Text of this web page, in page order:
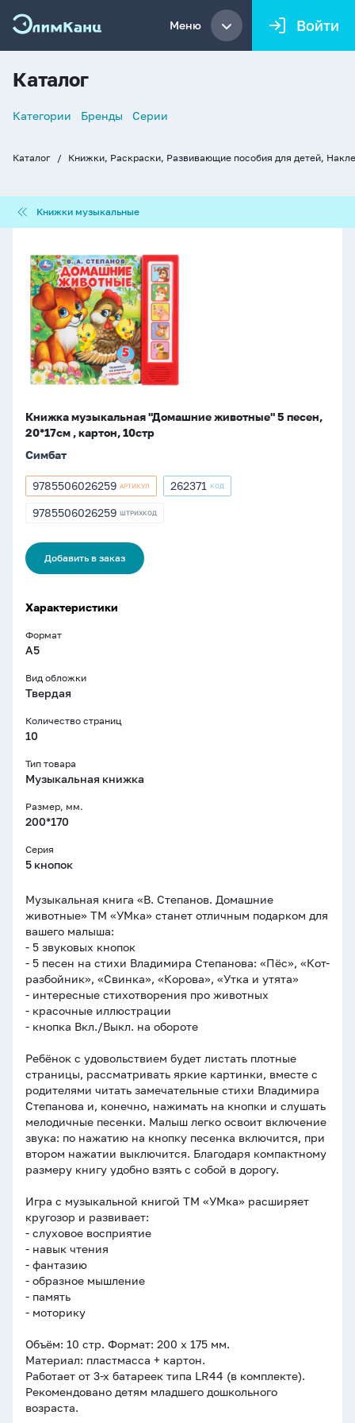
Меню Войти
Каталог
Список
Категории Бренды Серии
Каталог Книжки, Раскраски, Развивающие пособия для детей,
музыкальные
Книжки музыкальные
музыкальная
"Домашние
животные"
5
песен,
20*17см
картон,
10стр
Книжка музыкальная "Домашние животные" 5 песен,
20*17см , картон, 10стр
Симбат
Артикул
9785506026259
9785506026259 АРТИКУЛ
Артикул
262371 КОД
ШТРИХКОД
9785506026259 ШТРИХКОД
Добавить в заказ
Характеристики
Формат
A5
Вид обложки
Твердая
Количество страниц
10
Тип товара
Музыкальная книжка
Размер, мм.
200*170
Cерия
5 кнопок
Музыкальная книга «В. Степанов. Домашние
животные» ТМ «УМка» станет отличным подарком для
вашего малыша:
- 5 звуковых кнопок
- 5 песен на стихи Владимира Степанова: «Пёс», «Кот-
разбойник», «Свинка», «Корова», «Утка и утята»
- интересные стихотворения про животных
- красочные иллюстрации
- кнопка Вкл./Выкл. на обороте
Ребёнок с удовольствием будет листать плотные
страницы, рассматривать яркие картинки, вместе с
родителями читать замечательные стихи Владимира
Степанова и, конечно, нажимать на кнопки и слушать
мелодичные песенки. Малыш легко освоит включение
звука: по нажатию на кнопку песенка включится, при
втором нажатии выключится. Благодаря компактному
размеру книгу удобно взять с собой в дорогу.
Игра с музыкальной книгой ТМ «УМка» расширяет
кругозор и развивает:
- слуховое восприятие
- навык чтения
- фантазию
- образное мышление
- память
- моторику
Объём: 10 стр. Формат: 200 х 175 мм.
Материал: пластмасса + картон.
Работает от 3-х батареек типа LR44 (в комплекте).
Рекомендовано детям младшего дошкольного
возраста.